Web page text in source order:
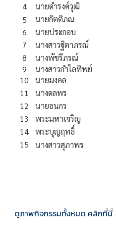
4
นายดํารงค์วุฒิ
5
นายกิตติภณ
6
นายประกอบ
7
นางสาวฐิตาภรณ์
8
นางพัชรีภรณ์
9
นางสาวกําไลทิพย์
10
นายมงคล
11
นางดลพร
12
นายธนกร
13
พระมหาเจริญ
14
พระบุญฤทธิ์
15
นางสาวสุภาพร
ดูภาพกิจกรรมทั้งหมด คลิกที่นี่